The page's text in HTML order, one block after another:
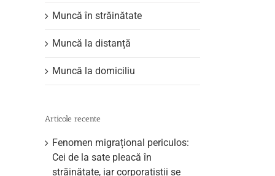
Muncă în străinătate
Muncă la distanță
Muncă la domiciliu
Articole recente
Fenomen migrațional periculos:
Cei de la sate pleacă în
străinătate, iar corporatiștii se